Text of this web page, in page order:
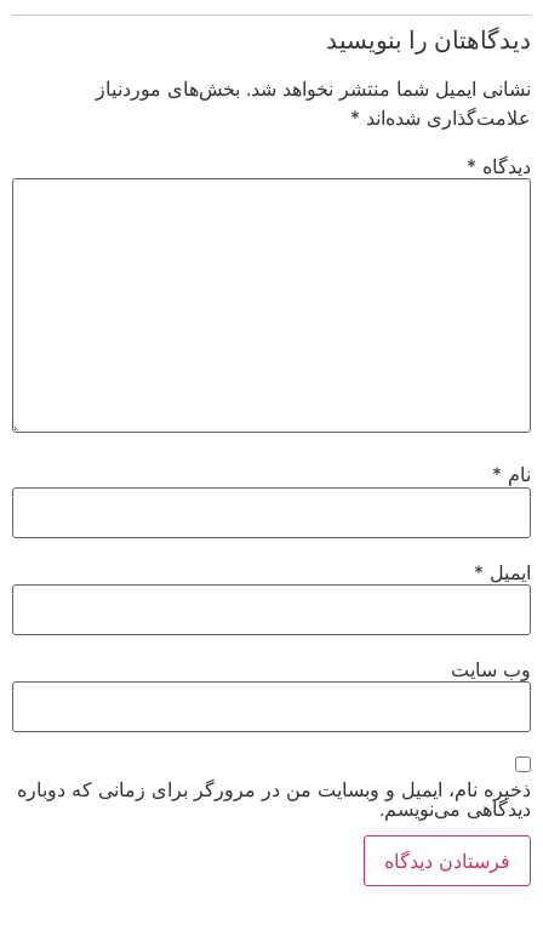
دیدگاهتان را بنویسید
نشانی ایمیل شما منتشر نخواهد شد. بخش‌های موردنیاز
علامت‌گذاری شده‌اند *
دیدگاه *
نام *
ایمیل *
وب‌ سایت
ذخیره نام، ایمیل و وبسایت من در مرورگر برای زمانی که دوباره
دیدگاهی می‌نویسم.